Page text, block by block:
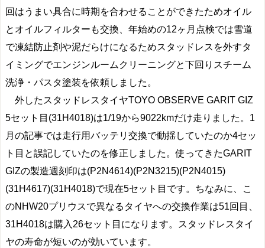
回はうまい具合に時期を合わせることができたためオイル
とオイルフィルターも交換、年始めの12ヶ月点検では雪道
で凍結防止剤や泥だらけになるためスタッドレスを外すタ
イミングでエンジンルームクリーニングと下回りスチーム
洗浄・パスタ塗装を依頼しました。
外したスタッドレスタイヤTOYO OBSERVE GARIT GIZ
5セット目(31H4018)は1/19から9022kmだけ走りました。1
月の記事では走行用バッテリ交換で動揺していたのか4セッ
ト目と誤記していたのを修正しました。使ってきたGARIT
GIZの製造週刻印は(P2N4614)(P2N3215)(P2N4015)
(31H4617)(31H4018)で現在5セット目です。ちなみに、こ
のNHW20プリウスで異なるタイヤへの交換作業は51回目、
31H4018は購入26セット目になります。スタッドレスタイ
ヤの寿命が短いのが効いています。